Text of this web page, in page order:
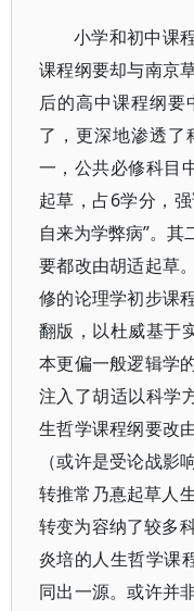
小学和初中课
课程纲要却与南京
后的高中课程纲
了，更深地渗透
一，公共必修科目
起草，占6学分，
自来为学弊病”。
要都改由胡适起草
修的论理学初步课
翻版，以杜威基于
本更偏一般逻辑学
注入了胡适以科学
生哲学课程纲要改
（或许是受论战影
转推常乃惪起草人
转变为容纳了较多
炎培的人生哲学课
同出一源。或许并